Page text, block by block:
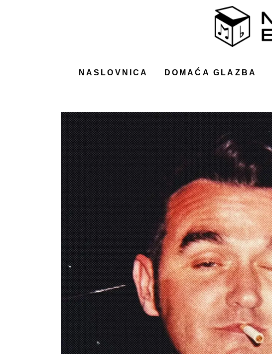
NASLOVNICA DOMAĆA GLAZBA